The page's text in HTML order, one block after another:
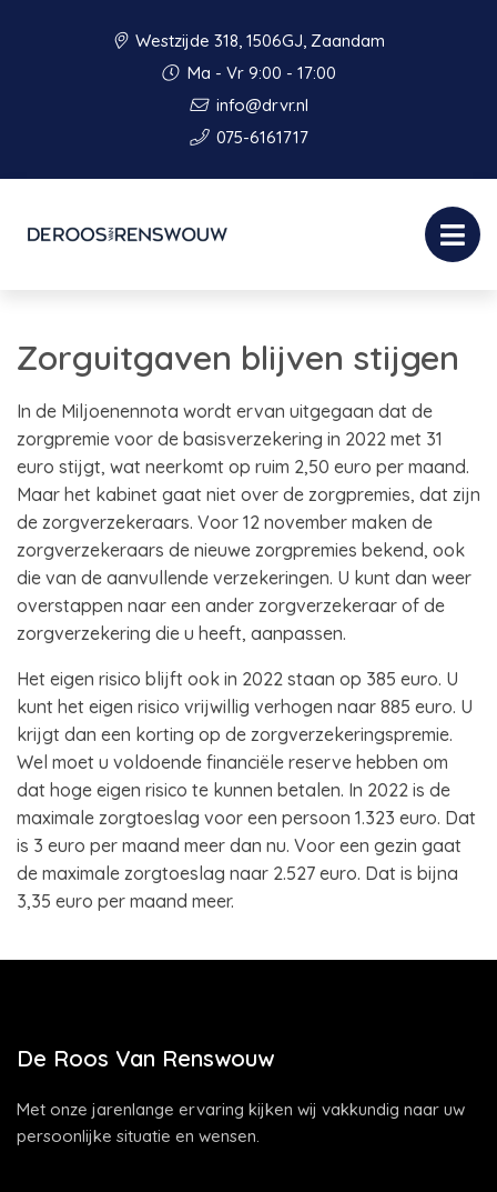
Westzijde 318, 1506GJ, Zaandam
Ma - Vr 9:00 - 17:00
info@drvr.nl
075-6161717
Zorguitgaven blijven stijgen
In de Miljoenennota wordt ervan uitgegaan dat de
zorgpremie voor de basisverzekering in 2022 met 31
euro stijgt, wat neerkomt op ruim 2,50 euro per maand.
Maar het kabinet gaat niet over de zorgpremies, dat zijn
de zorgverzekeraars. Voor 12 november maken de
zorgverzekeraars de nieuwe zorgpremies bekend, ook
die van de aanvullende verzekeringen. U kunt dan weer
overstappen naar een ander zorgverzekeraar of de
zorgverzekering die u heeft, aanpassen.
Het eigen risico blijft ook in 2022 staan op 385 euro. U
kunt het eigen risico vrijwillig verhogen naar 885 euro. U
krijgt dan een korting op de zorgverzekeringspremie.
Wel moet u voldoende financiële reserve hebben om
dat hoge eigen risico te kunnen betalen. In 2022 is de
maximale zorgtoeslag voor een persoon 1.323 euro. Dat
is 3 euro per maand meer dan nu. Voor een gezin gaat
de maximale zorgtoeslag naar 2.527 euro. Dat is bijna
3,35 euro per maand meer.
De Roos Van Renswouw
Met onze jarenlange ervaring kijken wij vakkundig naar uw
persoonlijke situatie en wensen.